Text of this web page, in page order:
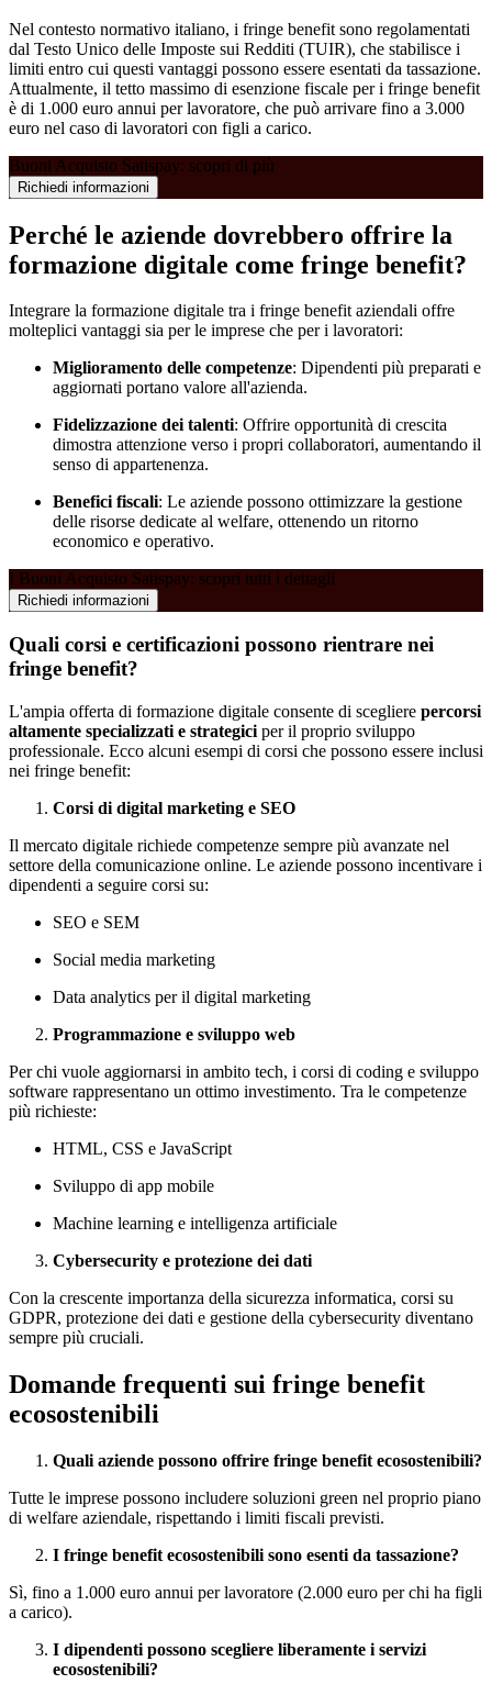
Nel contesto normativo italiano, i fringe benefit sono regolamentati
dal Testo Unico delle Imposte sui Redditi (TUIR), che stabilisce i
limiti entro cui questi vantaggi possono essere esentati da tassazione.
Attualmente, il tetto massimo di esenzione fiscale per i fringe benefit
è di 1.000 euro annui per lavoratore, che può arrivare fino a 3.000
euro nel caso di lavoratori con figli a carico.
Buoni Acquisto Satispay: scopri di più
Richiedi informazioni
Perché le aziende dovrebbero offrire la
formazione digitale come fringe benefit?
Integrare la formazione digitale tra i fringe benefit aziendali offre
molteplici vantaggi sia per le imprese che per i lavoratori:
Miglioramento delle competenze: Dipendenti più preparati e
aggiornati portano valore all'azienda.
Fidelizzazione dei talenti: Offrire opportunità di crescita
dimostra attenzione verso i propri collaboratori, aumentando il
senso di appartenenza.
Benefici fiscali: Le aziende possono ottimizzare la gestione
delle risorse dedicate al welfare, ottenendo un ritorno
economico e operativo.
I Buoni Acquisto Satispay: scopri tutti i dettagli
Richiedi informazioni
Quali corsi e certificazioni possono rientrare nei
fringe benefit?
L'ampia offerta di formazione digitale consente di scegliere percorsi
altamente specializzati e strategici per il proprio sviluppo
professionale. Ecco alcuni esempi di corsi che possono essere inclusi
nei fringe benefit:
Corsi di digital marketing e SEO
Il mercato digitale richiede competenze sempre più avanzate nel
settore della comunicazione online. Le aziende possono incentivare i
dipendenti a seguire corsi su:
SEO e SEM
Social media marketing
Data analytics per il digital marketing
Programmazione e sviluppo web
Per chi vuole aggiornarsi in ambito tech, i corsi di coding e sviluppo
software rappresentano un ottimo investimento. Tra le competenze
più richieste:
HTML, CSS e JavaScript
Sviluppo di app mobile
Machine learning e intelligenza artificiale
Cybersecurity e protezione dei dati
Con la crescente importanza della sicurezza informatica, corsi su
GDPR, protezione dei dati e gestione della cybersecurity diventano
sempre più cruciali.
Domande frequenti sui fringe benefit
ecosostenibili
Quali aziende possono offrire fringe benefit ecosostenibili?
Tutte le imprese possono includere soluzioni green nel proprio piano
di welfare aziendale, rispettando i limiti fiscali previsti.
I fringe benefit ecosostenibili sono esenti da tassazione?
Sì, fino a 1.000 euro annui per lavoratore (2.000 euro per chi ha figli
a carico).
I dipendenti possono scegliere liberamente i servizi
ecosostenibili?